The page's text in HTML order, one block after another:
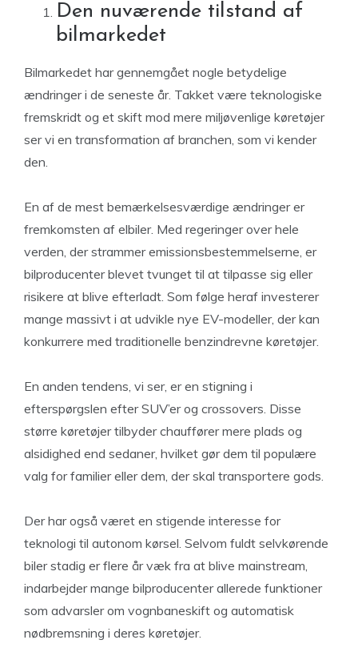
Den nuværende tilstand af
bilmarkedet
Bilmarkedet har gennemgået nogle betydelige
ændringer i de seneste år. Takket være teknologiske
fremskridt og et skift mod mere miljøvenlige køretøjer
ser vi en transformation af branchen, som vi kender
den.
En af de mest bemærkelsesværdige ændringer er
fremkomsten af ​​elbiler. Med regeringer over hele
verden, der strammer emissionsbestemmelserne, er
bilproducenter blevet tvunget til at tilpasse sig eller
risikere at blive efterladt. Som følge heraf investerer
mange massivt i at udvikle nye EV-modeller, der kan
konkurrere med traditionelle benzindrevne køretøjer.
En anden tendens, vi ser, er en stigning i
efterspørgslen efter SUV’er og crossovers. Disse
større køretøjer tilbyder chauffører mere plads og
alsidighed end sedaner, hvilket gør dem til populære
valg for familier eller dem, der skal transportere gods.
Der har også været en stigende interesse for
teknologi til autonom kørsel. Selvom fuldt selvkørende
biler stadig er flere år væk fra at blive mainstream,
indarbejder mange bilproducenter allerede funktioner
som advarsler om vognbaneskift og automatisk
nødbremsning i deres køretøjer.